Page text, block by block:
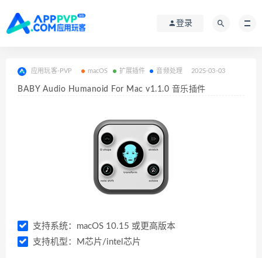
登录
应用玩客-PVP macOS 扩展插件 音频处理 2025-03-03
BABY Audio Humanoid For Mac v1.1.0 音乐插件
支持系统：macOS 10.15 或更高版本
支持机型：M芯片/intel芯片